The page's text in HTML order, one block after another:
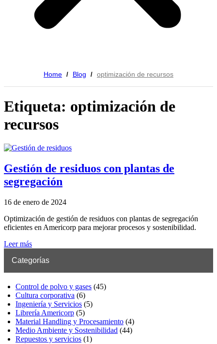
Home / Blog / optimización de recursos
Etiqueta: optimización de
recursos
Gestión de residuos con plantas de
segregación
16 de enero de 2024
Optimización de gestión de residuos con plantas de segregación
eficientes en Americorp para mejorar procesos y sostenibilidad.
Leer más
Categorías
Control de polvo y gases (45)
Cultura corporativa (6)
Ingeniería y Servicios (5)
Librería Americorp (5)
Material Handling y Procesamiento (4)
Medio Ambiente y Sostenibilidad (44)
Repuestos y servicios (1)